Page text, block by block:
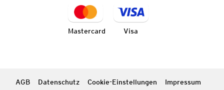
Mastercard Visa
AGB Datenschutz Cookie-Einstellungen
Impressum